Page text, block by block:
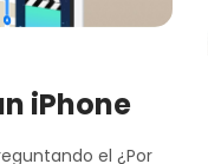
iPhone
el ¿Por